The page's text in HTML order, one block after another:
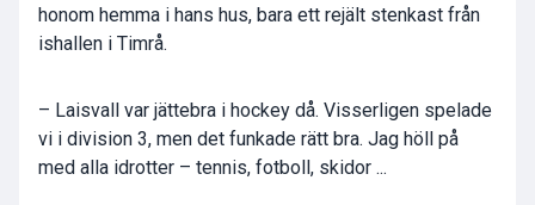
honom hemma i hans hus, bara ett rejält stenkast från
ishallen i Timrå.
– Laisvall var jättebra i hockey då. Visserligen spelade
vi i division 3, men det funkade rätt bra. Jag höll på
med alla idrotter – tennis, fotboll, skidor ...